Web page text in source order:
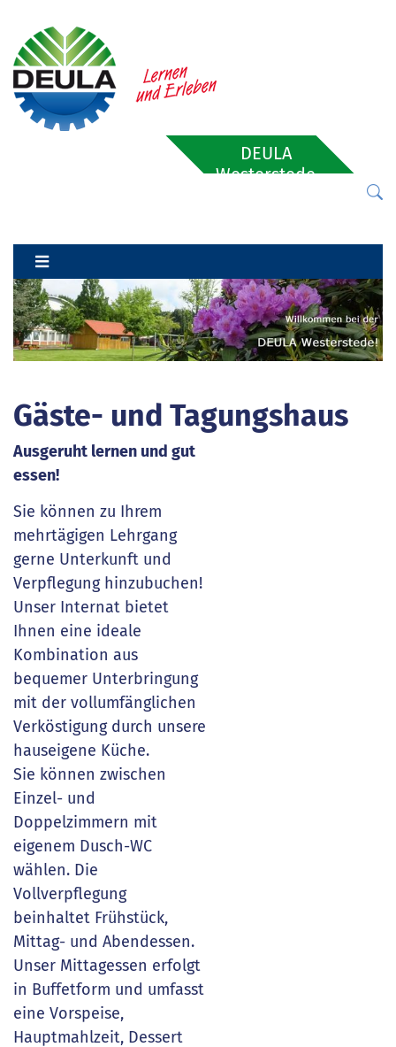
DEULA
Westerstede
Gäste- und Tagungshaus
Ausgeruht lernen und gut
essen!
Sie können zu Ihrem
mehrtägigen Lehrgang
gerne Unterkunft und
Verpflegung hinzubuchen!
Unser Internat bietet
Ihnen eine ideale
Kombination aus
bequemer Unterbringung
mit der vollumfänglichen
Verköstigung durch unsere
hauseigene Küche.
Sie können zwischen
Einzel- und
Doppelzimmern mit
eigenem Dusch-WC
wählen. Die
Vollverpflegung
beinhaltet Frühstück,
Mittag- und Abendessen.
Unser Mittagessen erfolgt
in Buffetform und umfasst
eine Vorspeise,
Hauptmahlzeit, Dessert